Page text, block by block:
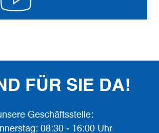
FÜR SIE DA!
Geschäftsstelle:
08:30 - 16:00 Uhr